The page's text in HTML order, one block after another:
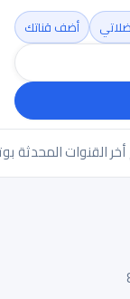
أضف قناتك
أخر القنوات المحدثة